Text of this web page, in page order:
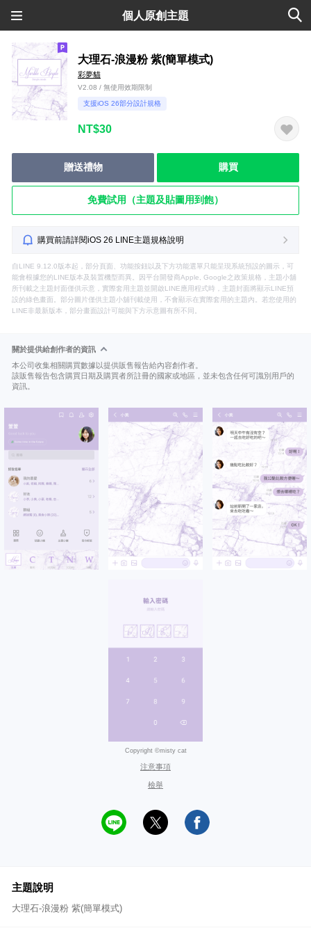
個人原創主題
大理石-浪漫粉 紫(簡單模式)
彩夢貓
V2.08 / 無使用效期限制
支援iOS 26部分設計規格
NT$30
贈送禮物 購買
免費試用（主題及貼圖用到飽）
購買前請詳閱iOS 26 LINE主題規格說明
自LINE 9.12.0版本起，部分頁面、功能按鈕以及下方功能選單只能呈現系統預設的圖示，可
能會根據您的LINE版本及裝置機型而異。因平台開發商Apple, Google之政策規格，主題小舖
所刊載之主題封面僅供示意，實際套用主題並開啟LINE應用程式時，主題封面將顯示LINE預
設的綠色畫面。部分圖片僅供主題小舖刊載使用，不會顯示在實際套用的主題內。若您使用的
LINE非最新版本，部分畫面設計可能與下方示意圖有所不同。
關於提供給創作者的資訊
本公司收集相關購買數據以提供販售報告給內容創作者。
該販售報告包含購買日期及購買者所註冊的國家或地區，並未包含任何可識別用戶的
資訊。
Copyright ©misty cat
注意事項
檢舉
主題說明
大理石-浪漫粉 紫(簡單模式)